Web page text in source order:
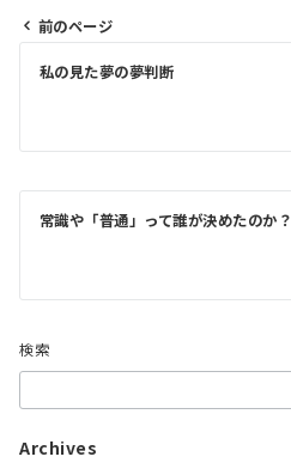
投
ビ
ゲ
ー
ョ
ン
前のページ
私の見た夢の夢判断
常識や「普通」って誰が決めたのか？
検索
Archives